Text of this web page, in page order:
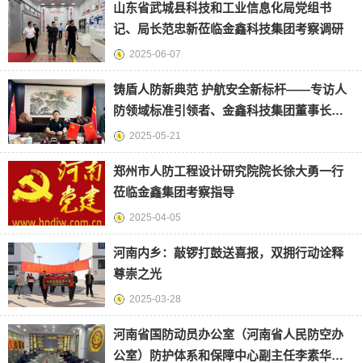
山东省武城县科技和工业信息化局党组书
记、局长范忠新莅临金鑫科技集团考察调研
2025-06-07
铸盾人防新典范 护航安全新标杆——专访人
防领域标准引领者、金鑫科技集团董事长范
全军2025-05-21
郑州市人防工程设计研究院院长徐大勇一行
莅临金鑫集团考察指导
2025-04-05
河南内乡：敲锣打鼓送喜报，双拥行动诠释
尊崇之光
2025-03-28
河南省国防动员办公室（河南省人民防空办
公室）防护体系和保障中心副主任李素华一